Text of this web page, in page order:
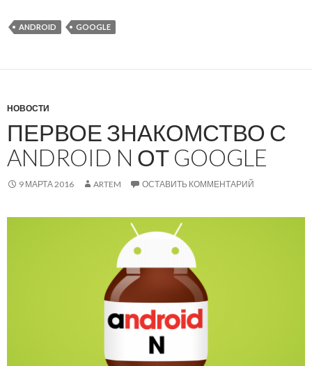
ANDROID GOOGLE
НОВОСТИ
ПЕРВОЕ ЗНАКОМСТВО С
ANDROID N ОТ GOOGLE
9 МАРТА 2016 ARTEM ОСТАВИТЬ КОММЕНТАРИЙ